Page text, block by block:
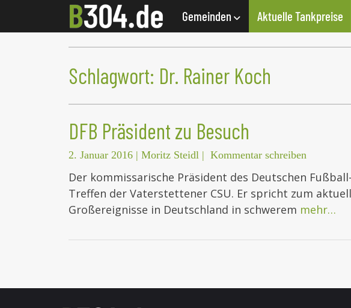
Gemeinden Aktuelle Tankpreise
Schlagwort: Dr. Rainer Koch
DFB Präsident zu Besuch
2. Januar 2016 | Moritz Steidl | Kommentar schreiben
Der kommissarische Präsident des Deutschen
Treffen der Vaterstettener CSU. Er spricht zum
Großereignisse in Deutschland in schwerem mehr…